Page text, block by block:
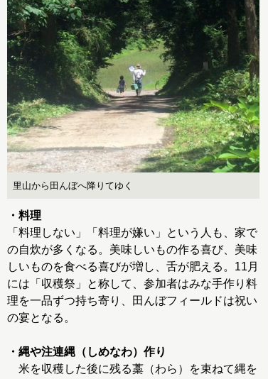
里山から田んぼへ降りてゆく
・料理
「料理しない」「料理が嫌い」という人も、家で
の自炊が多くなる。美味しいもの作る喜び、美味
しいものを食べる喜びが増し、舌が肥える。11月
には「収穫祭」と称して、参加者はみな手作り料
理を一品ずつ持ち寄り、田んぼフィールドは祝い
の宴となる。
・縄や注連縄（しめなわ）作り
米を収穫した後に残る藁（わら）を束ねて縄を